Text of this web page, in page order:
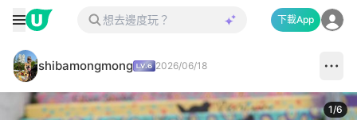
下載App
shibamongmong 2026/06/18
1/6